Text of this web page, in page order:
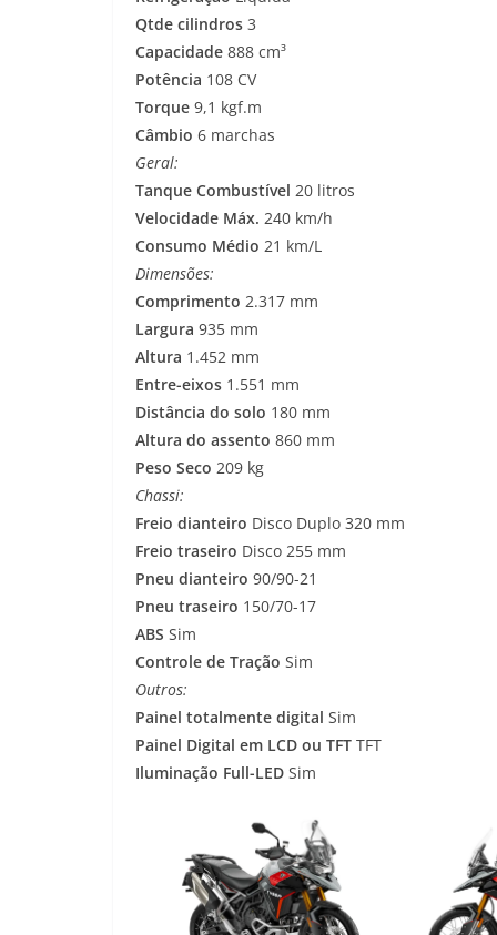
Qtde cilindros 3
Capacidade 888 cm³
Potência 108 CV
Torque 9,1 kgf.m
Câmbio 6 marchas
Geral:
Tanque Combustível 20 litros
Velocidade Máx. 240 km/h
Consumo Médio 21 km/L
Dimensões:
Comprimento 2.317 mm
Largura 935 mm
Altura 1.452 mm
Entre-eixos 1.551 mm
Distância do solo 180 mm
Altura do assento 860 mm
Peso Seco 209 kg
Chassi:
Freio dianteiro Disco Duplo 320 mm
Freio traseiro Disco 255 mm
Pneu dianteiro 90/90-21
Pneu traseiro 150/70-17
ABS Sim
Controle de Tração Sim
Outros:
Painel totalmente digital Sim
Painel Digital em LCD ou TFT TFT
Iluminação Full-LED Sim